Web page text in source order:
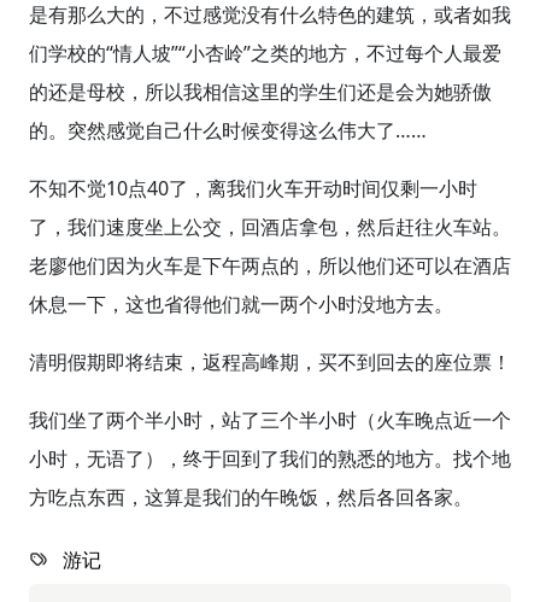
是有那么大的，不过感觉没有什么特色的建筑，或者如我
们学校的“情人坡”“小杏岭”之类的地方，不过每个人最爱
的还是母校，所以我相信这里的学生们还是会为她骄傲
的。突然感觉自己什么时候变得这么伟大了……
不知不觉10点40了，离我们火车开动时间仅剩一小时
了，我们速度坐上公交，回酒店拿包，然后赶往火车站。
老廖他们因为火车是下午两点的，所以他们还可以在酒店
休息一下，这也省得他们就一两个小时没地方去。
清明假期即将结束，返程高峰期，买不到回去的座位票！
我们坐了两个半小时，站了三个半小时（火车晚点近一个
小时，无语了），终于回到了我们的熟悉的地方。找个地
方吃点东西，这算是我们的午晚饭，然后各回各家。
游记